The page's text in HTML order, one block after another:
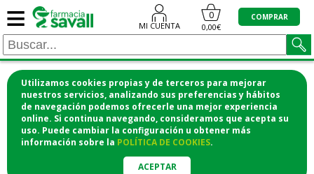
Utilizamos cookies propias y de terceros para mejorar
nuestros servicios, analizando sus preferencias y hábitos
de navegación podemos ofrecerle una mejor experiencia
online. Si continua navegando, consideramos que acepta su
uso. Puede cambiar la configuración u obtener más
información sobre la POLÍTICA DE COOKIES.
ACEPTAR
≡ MI CUENTA
0
0,00€
COMPRAR
¡COMPRA CÓMODAMENTE
DESDE CASA Y RECOGE EN LA
FARMACIA!o si lo prefieres te lo mandamos
a casa